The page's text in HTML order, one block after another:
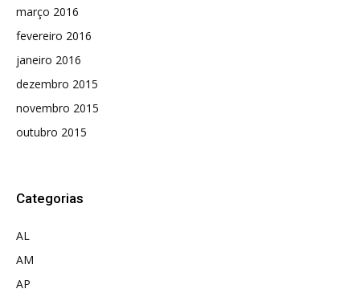
março 2016
fevereiro 2016
janeiro 2016
dezembro 2015
novembro 2015
outubro 2015
Categorias
AL
AM
AP